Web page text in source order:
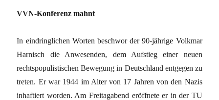
VVN-Konferenz mahnt
In eindringlichen Worten beschwor der 90-jährige Volkmar
Harnisch die Anwesenden, dem Aufstieg einer neuen
rechtspopulistischen Bewegung in Deutschland entgegen zu
treten. Er war 1944 im Alter von 17 Jahren von den Nazis
inhaftiert worden. Am Freitagabend eröffnete er in der TU